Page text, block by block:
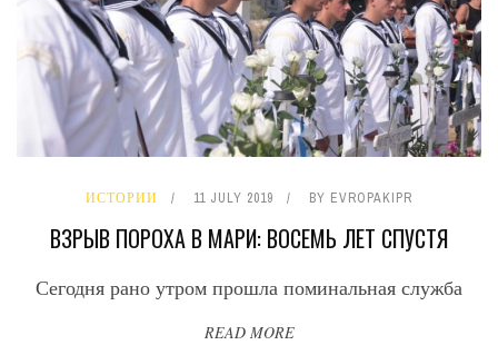
ИСТОРИИ 11 JULY 2019 BY EVROPAKIPR
ВЗРЫВ ПОРОХА В МАРИ: ВОСЕМЬ ЛЕТ СПУСТЯ
Сегодня рано утром прошла поминальная служба
READ MORE